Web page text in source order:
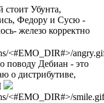
стоит Убунта,
Федору и Сусю -
железо корректно
<#EMO_DIR#>/
поводу Дебиан - это
о дистрибутиве,
<#EMO_DIR#>/